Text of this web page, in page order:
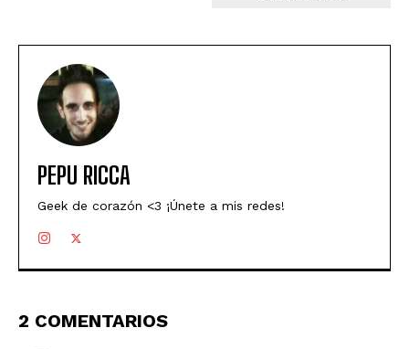
PEPU RICCA
Geek de corazón <3 ¡Únete a mis redes!
2 COMENTARIOS